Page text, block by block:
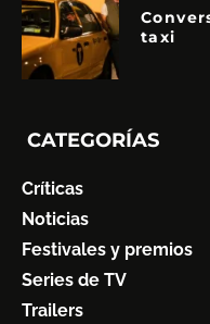
taxi
CATEGORÍAS
Críticas
Noticias
Festivales y premios
Series de TV
Trailers